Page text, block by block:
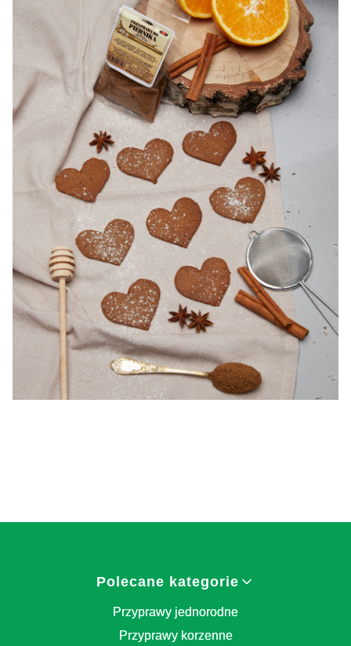
Polecane kategorie
Przyprawy jednorodne
Przyprawy korzenne